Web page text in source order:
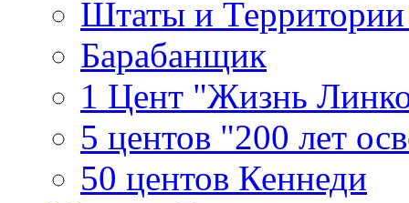
Штаты и
Барабанщик
1 Цент "Жизнь
5 центов "200 лет
50 центов Кеннеди